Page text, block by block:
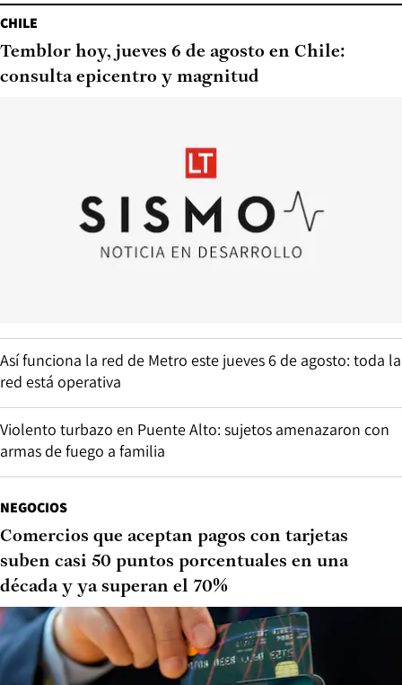
CHILE
Temblor hoy, jueves 6 de agosto en Chile:
consulta epicentro y magnitud
Así funciona la red de Metro este jueves 6 de agosto: toda la
red está operativa
Violento turbazo en Puente Alto: sujetos amenazaron con
armas de fuego a familia
NEGOCIOS
Comercios que aceptan pagos con tarjetas
suben casi 50 puntos porcentuales en una
década y ya superan el 70%